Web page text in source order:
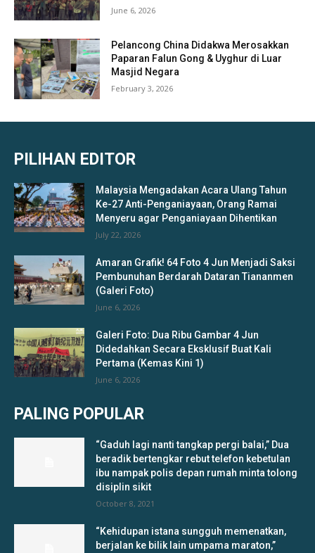
June 6, 2026
Pelancong China Didakwa Merosakkan
Paparan Falun Gong & Uyghur di Luar
Masjid Negara
February 3, 2026
PILIHAN EDITOR
Malaysia Mengadakan Acara Ulang Tahun
Ke-27 Anti-Penganiayaan, Orang Ramai
Menyeru agar Penganiayaan Dihentikan
July 22, 2026
Amaran Grafik! 64 Foto 4 Jun Menjadi Saksi
Pembunuhan Berdarah Dataran Tiananmen
(Galeri Foto)
June 6, 2026
Galeri Foto: Dua Ribu Gambar 4 Jun
Didedahkan Secara Eksklusif Buat Kali
Pertama (Kemas Kini 1)
June 6, 2026
PALING POPULAR
“Gaduh lagi nanti tangkap pergi balai,” Dua
beradik bertengkar rebut telefon kebetulan
ibu nampak polis depan rumah minta tolong
disiplin sikit
October 8, 2021
“Kehidupan istana sungguh memenatkan,
berjalan ke bilik lain umpama maraton,”